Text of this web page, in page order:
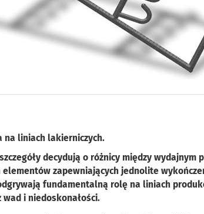
na liniach lakierniczych.
decydują o różnicy między wydajnym
zapewniających jednolite
fundamentalną rolę na liniach
i niedoskonałości.